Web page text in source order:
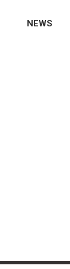
NEWS